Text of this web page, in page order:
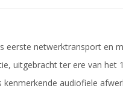
eerste netwerktransport en
uitgebracht ter ere van het
audiofiele